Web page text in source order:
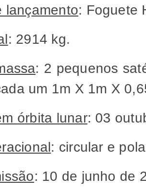
lançamento: Foguete
: 2914 kg.
: 2 pequenos
um 1m X 1m X
órbita lunar: 03
: circular e
: 10 de junho de